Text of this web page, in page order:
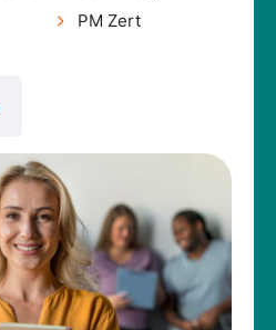
PM Zert